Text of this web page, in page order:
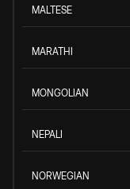
MALTESE
MARATHI
MONGOLIAN
NEPALI
NORWEGIAN